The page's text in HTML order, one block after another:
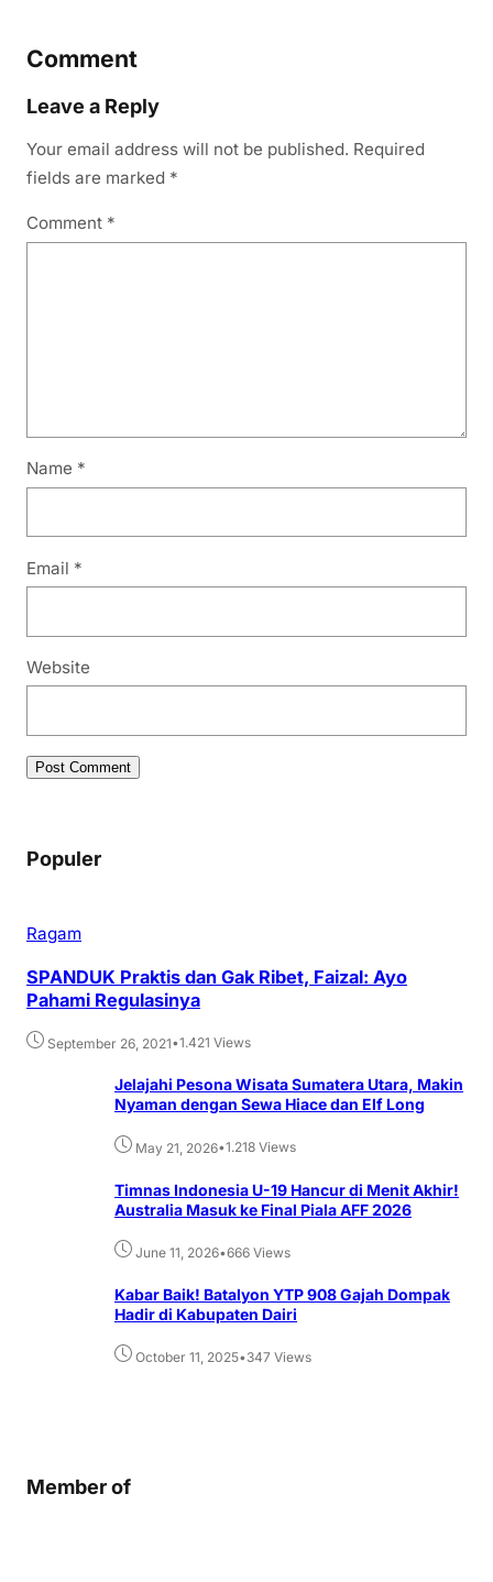
Comment
Leave a Reply
Your email address will not be published. Required
fields are marked *
Comment *
Name *
Email *
Website
Populer
Ragam
SPANDUK Praktis dan Gak Ribet, Faizal: Ayo
Pahami Regulasinya
September 26, 2021•1.421 Views
Jelajahi Pesona Wisata Sumatera Utara, Makin
Nyaman dengan Sewa Hiace dan Elf Long
May 21, 2026•1.218 Views
Timnas Indonesia U-19 Hancur di Menit Akhir!
Australia Masuk ke Final Piala AFF 2026
June 11, 2026•666 Views
Kabar Baik! Batalyon YTP 908 Gajah Dompak
Hadir di Kabupaten Dairi
October 11, 2025•347 Views
Member of